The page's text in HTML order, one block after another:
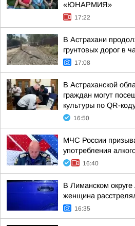
«ЮНАРМИЯ»
17:22
В Астрахани
грунтовых дорог в
17:08
В Астраханской
граждан могут
культуры по QR-
16:50
МЧС России
употребления
16:40
В Лиманском округе
женщина
16:35